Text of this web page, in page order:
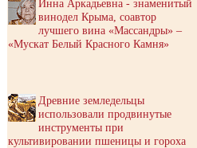
Инна Аркадьевна - знаменитый
винодел Крыма, соавтор
лучшего вина «Массандры» –
«Мускат Белый Красного Камня»
Древние земледельцы
использовали продвинутые
инструменты при
культивировании пшеницы и гороха